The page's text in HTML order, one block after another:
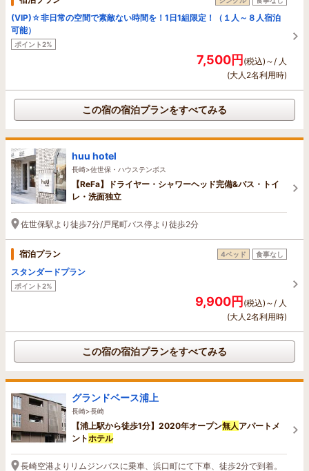
(VIP)☆非日常の空間で素敵ない時間を！1日1組限定！（１人～８人宿泊
可能）
ポイント2%
7,500円(税込)～/ 人
(大人2名利用時)
この宿の宿泊プランをすべてみる
huu hotel
長崎>佐世保・ハウステンボス
【ReFa】ドライヤー・シャワーヘッド完備&バス・トイ
レ・洗面独立
佐世保駅より徒歩7分/戸尾町バス停より徒歩2分
宿泊プラン 4ベッド 食事なし
スタンダードプラン
ポイント2%
9,900円(税込)～/ 人
(大人2名利用時)
この宿の宿泊プランをすべてみる
グランドベース浦上
長崎>長崎
【浦上駅から徒歩1分】2020年オープン無人 アパートメ
ントホテル
長崎空港よりリムジンバスに乗車、浜口町にて下車、徒歩2分で到着。